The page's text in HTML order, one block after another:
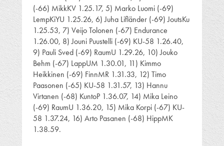
(-66) MikkKV 1.25.17, 5) Marko Luomi (-69)
LempKiYU 1.25.26, 6) Juha Lifländer (-69) JoutsKu
1.25.53, 7) Veijo Tolonen (-67) Endurance
1.26.00, 8) Jouni Puustelli (-69) KU-58 1.26.40,
9) Pauli Sved (-69) RaumU 1.29.26, 10) Jouko
Behm (-67) LappUM 1.30.01, 11) Kimmo
Heikkinen (-69) FinnMR 1.31.33, 12) Timo
Paasonen (-65) KU-58 1.31.57, 13) Hannu
Virtanen (-68) KuntoP 1.36.07, 14) Mika Leino
(-69) RaumU 1.36.20, 15) Mika Korpi (-67) KU-
58 1.37.24, 16) Arto Pasanen (-68) HippMK
1.38.59.